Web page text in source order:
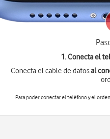
1. Conecta el
Conecta el cable de datosal
Para poder conectar el teléfono y el